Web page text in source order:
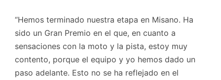
“Hemos terminado nuestra etapa en Misano. Ha
sido un Gran Premio en el que, en cuanto a
sensaciones con la moto y la pista, estoy muy
contento, porque el equipo y yo hemos dado un
paso adelante. Esto no se ha reflejado en el